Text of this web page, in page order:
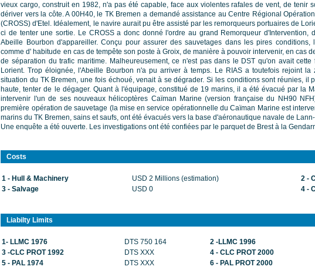
vieux cargo, construit en 1982, n'a pas été capable, face aux violentes rafales de vent, de tenir
dériver vers la côte. A 00H40, le TK Bremen a demandé assistance au Centre Régional
(CROSS) d'Etel. Idéalement, le navire aurait pu être assisté par les remorqueurs portuaires de
ci de tenter une sortie. Le CROSS a donc donné l'ordre au grand Remorqueur d'Intervention,
Abeille Bourbon d'appareiller. Conçu pour assurer des sauvetages dans les pires
comme d' habitude en cas de tempête son poste à Groix, de manière à pouvoir intervenir, en cas
de séparation du trafic maritime. Malheureusement, ce n'est pas dans le DST qu'on avait
Lorient. Trop éloignée, l'Abeille Bourbon n'a pu arriver à temps. Le RIAS a toutefois rejoint
situation du TK Bremen, une fois échoué, venait à se dégrader. Si les conditions sont réunies, il
haute, tenter de le dégager. Quant à l'équipage, constitué de 19 marins, il a été évacué par la
intervenir l'un de ses nouveaux hélicoptères Caïman Marine (version française du NH90
première opération de sauvetage (la mise en service opérationnelle du Caïman Marine est
marins du TK Bremen, sains et saufs, ont été évacués vers la base d'aéronautique navale de
Une enquête a été ouverte. Les investigations ont été confiées par le parquet de Brest à la
Costs
1 - Hull & Machinery USD 2 Millions (estimation) 2 -
3 - Salvage
USD 0 4 -
Liabilty Limits
1- LLMC 1976 DTS 750 164 2 -LLMC 1996
3 -CLC PROT 1992
DTS XXX 4 - CLC PROT 2000
5 - PAL 1974
DTS XXX 6 - PAL PROT 2000